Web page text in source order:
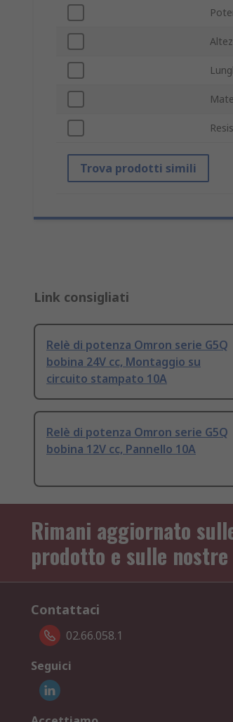
Trova prodotti simili
Link consigliati
Relè di potenza Omron serie G5Q
bobina 24V cc, Montaggio su
circuito stampato 10A
Relè di potenza Omron serie G5Q
bobina 12V cc, Pannello 10A
Rimani aggiornato
prodotto e sulle
Contattaci
02.66.058.1
Seguici